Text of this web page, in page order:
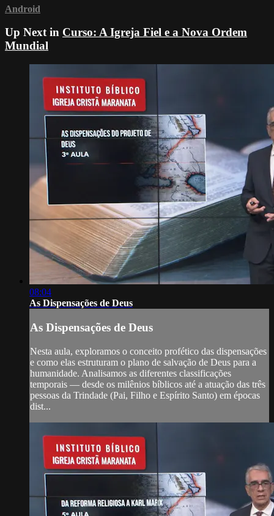
Android
Up Next in Curso: A Igreja Fiel e a Nova Ordem
Mundial
08:04
As Dispensações de Deus
As Dispensações de Deus
Nesta aula, exploramos o conceito profético das dispensações
e como elas estruturam o plano de salvação de Deus para a
humanidade. Analisamos as diferentes classificações
temporais — desde os milênios bíblicos até a atuação das três
pessoas da Trindade (Pai, Filho e Espírito Santo) em épocas
dist...